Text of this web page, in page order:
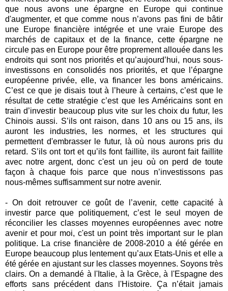
que nous avons une épargne en Europe qui continue
d'augmenter, et que comme nous n’avons pas fini de bâtir
une Europe financière intégrée et une vraie Europe des
marchés de capitaux et de la finance, cette épargne ne
circule pas en Europe pour être proprement allouée dans les
endroits qui sont nos priorités et qu’aujourd’hui, nous sous-
investissons en consolidés nos priorités, et que l’épargne
européenne privée, elle, va financer les bons américains.
C’est ce que je disais tout à l’heure à certains, c’est que le
résultat de cette stratégie c’est que les Américains sont en
train d’investir beaucoup plus vite sur les choix du futur, les
Chinois aussi. S’ils ont raison, dans 10 ans ou 15 ans, ils
auront les industries, les normes, et les structures qui
permettent d'embrasser le futur, là où nous aurons pris du
retard. S’ils ont tort et qu’ils font faillite, ils auront fait faillite
avec notre argent, donc c'est un jeu où on perd de toute
façon à chaque fois parce que nous n’investissons pas
nous-mêmes suffisamment sur notre avenir.
- On doit retrouver ce goût de l’avenir, cette capacité à
investir parce que politiquement, c’est le seul moyen de
réconcilier les classes moyennes européennes avec notre
avenir et pour moi, c'est un point très important sur le plan
politique. La crise financière de 2008-2010 a été gérée en
Europe beaucoup plus lentement qu’aux Etats-Unis et elle a
été gérée en ajustant sur les classes moyennes. Soyons très
clairs. On a demandé à l'Italie, à la Grèce, à l'Espagne des
efforts sans précédent dans l'Histoire. Ça n’était jamais